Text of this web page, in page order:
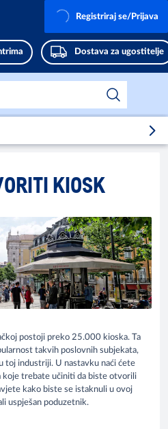
Dostava za ugostitelje
Registriraj se/Prijava
KIOSK
postoji preko 25.000 kioska. Ta
takvih poslovnih subjekata,
toj industriji. U nastavku naći ćete
koje trebate učiniti da biste otvorili
kako biste se istaknuli u ovoj
uspješan poduzetnik.